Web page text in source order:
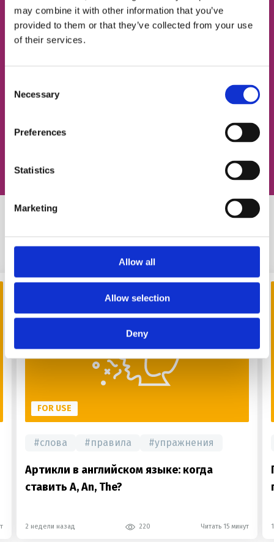
may combine it with other information that you’ve
provided to them or that they’ve collected from your use
of their services.
Selection
Necessary
Preferences
Statistics
Marketing
Allow all
Allow selection
Deny
ЭЛЕКТРОННАЯ ПОЧТА
Записаться на урок
FOR USE
#слова #правила #упражнения
Артикли в английском языке: когда
ставить A, An, The?
2 недели назад 220 Читать 15 минут